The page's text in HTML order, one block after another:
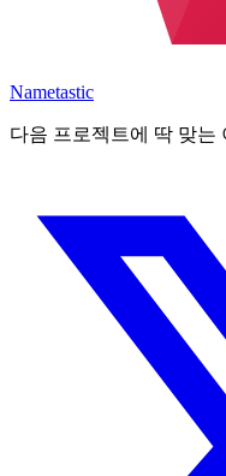
Nametastic
다음 프로젝트에 딱 맞는